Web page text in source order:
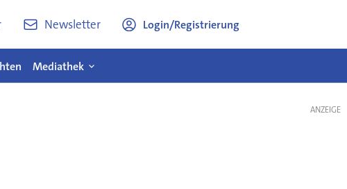
Newsletter Login/Registrierung
Mediathek
ANZEIGE